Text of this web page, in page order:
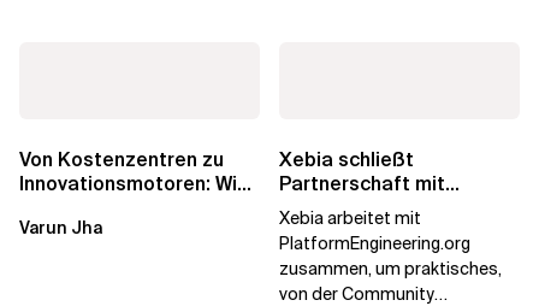
Von Kostenzentren zu
Innovationsmotoren: Wie
umgeschrieben...
Varun Jha
Xebia schließt
Partnerschaft mit
PlatformEngineering.org
Xebia arbeitet mit
PlatformEngineering.org
zusammen, um praktisches,
von der Community